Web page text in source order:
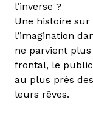
l’inverse ?
Une histoire sur
l’imagination
ne parvient
frontal, le
au plus près
leurs rêves.